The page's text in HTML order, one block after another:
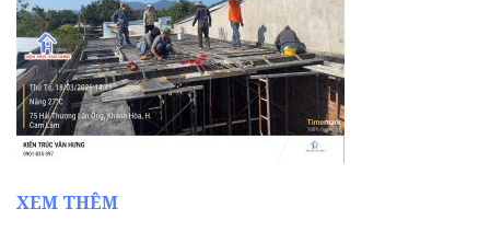
XEM THÊM